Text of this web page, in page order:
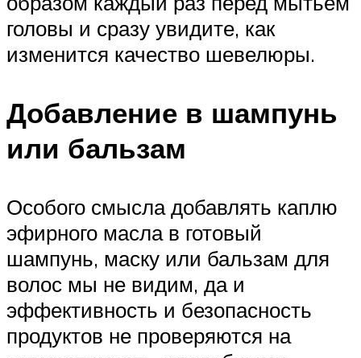
головы и сразу увидите, как
изменится качество шевелюры.
Добавление в шампунь
или бальзам
Особого смысла добавлять каплю
эфирного масла в готовый
шампунь, маску или бальзам для
волос мы не видим, да и
эффективность и безопасность
продуктов не проверяются на